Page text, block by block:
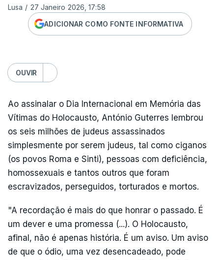
Lusa / 27 Janeiro 2026, 17:58
ADICIONAR COMO FONTE INFORMATIVA
OUVIR
Ao assinalar o Dia Internacional em Memória das
Vítimas do Holocausto, António Guterres lembrou
os seis milhões de judeus assassinados
simplesmente por serem judeus, tal como ciganos
(os povos Roma e Sinti), pessoas com deficiência,
homossexuais e tantos outros que foram
escravizados, perseguidos, torturados e mortos.
"A recordação é mais do que honrar o passado. É
um dever e uma promessa (...). O Holocausto,
afinal, não é apenas história. É um aviso. Um aviso
de que o ódio, uma vez desencadeado, pode